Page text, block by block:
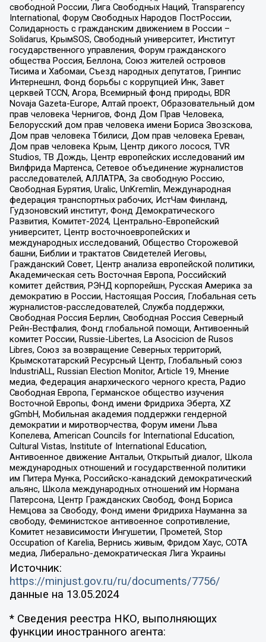
свободной России, Лига Свободных Наций, Transparеncy
International, Форум Свободных Народов ПостРоссии,
Солидарность с гражданским движением в России –
Solidarus, КрымSOS, Свободный университет, Институт
государственного управления, Форум гражданского
общества Россия, Беллона, Союз жителей островов
Тисима и Хабомаи, Съезд народных депутатов, Гринпис
Интернешнл, Фонд борьбы с коррупцией Инк, Завет
церквей TCCN, Агора, Всемирный фонд природы, BDR
Novaja Gazeta-Europe, Алтай проект, Образовательный дом
прав человека Чернигов, Фонд Дом Прав Человека,
Белорусский дом прав человека имени Бориса Звозскова,
Дом прав человека Тбилиси, Дом прав человека Ереван,
Дом прав человека Крым, Центр дикого лосося, TVR
Studios, ТВ Дождь, Центр европейских исследований им
Вилфрида Мартенса, Сетевое объединение журналистов
расследователей, АЛЛАТРА, За свободную Россию,
Свободная Бурятия, Uralic, UnKremlin, Международная
федерация транспортных рабочих, ИстЧам Финланд,
Гудзоновский институт, Фонд Демократического
Развития, Комитет-2024, Центрально-Европейский
университет, Центр восточноевропейских и
международных исследований, Общество Сторожевой
башни, Библии и трактатов Свидетелей Иеговы,
Гражданский Совет, Центр анализа европейской политики,
Академическая сеть Восточная Европа, Российский
комитет действия, РЭНД корпорейшн, Русская Америка за
демократию в России, Настоящая Россия, Глобальная сеть
журналистов-расследователей, Служба поддержки,
Свободная Россия Берлин, Свободная Россия Северный
Рейн-Вестфалия, Фонд глобальной помощи, Антивоенный
комитет России, Russie-Libertes, La Asocicion de Rusos
Libres, Союз за возвращение Северных территорий,
Крымскотатарский Ресурсный Центр, Глобальный союз
IndustriALL, Russian Election Monitor, Article 19, Мнение
медиа, Федерация анархического черного креста, Радио
Свободная Европа, Германское общество изучения
Восточной Европы, Фонд имени Фридриха Эберта, XZ
gGmbH, Мобильная академия поддержки гендерной
демократии и миротворчества, Форум имени Льва
Копелева, American Councils for International Education,
Cultural Vistas, Institute of International Education,
Антивоенное движение Антальи, Открытый диалог, Школа
международных отношений и государственной политики
им Питера Мунка, Российско-канадский демократический
альянс, Школа международных отношений им Нормана
Патерсона, Центр Гражданских Свобод, Фонд Бориса
Немцова за Свободу, Фонд имени Фридриха Науманна за
свободу, Феминистское антивоенное сопротивление,
Комитет независимости Ингушетии, Прометей, Stop
Occupation of Karelia, Вернись живым, Фридом Хаус, СОТА
медиа, Либерально-демократическая Лига Украины
Источник:
https://minjust.gov.ru/ru/documents/7756/
данные на 13.05.2024
* Сведения реестра НКО, выполняющих
функции иностранного агента: